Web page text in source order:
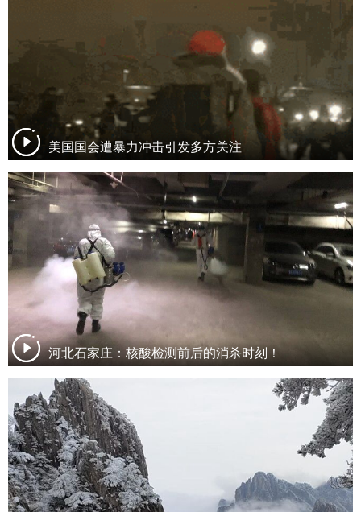
美国国会遭暴力冲击引发多方关注
河北石家庄：核酸检测前后的消杀时刻！